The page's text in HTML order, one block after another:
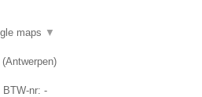
maps ▼
(Antwerpen)
, BTW-nr: -